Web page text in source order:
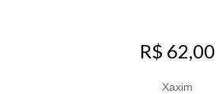
R$ 62,00
Xaxim